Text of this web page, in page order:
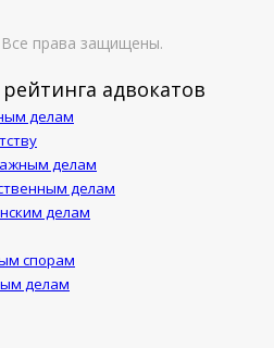
права защищены.
адвокатов
делам
делам
делам
делам
спорам
делам